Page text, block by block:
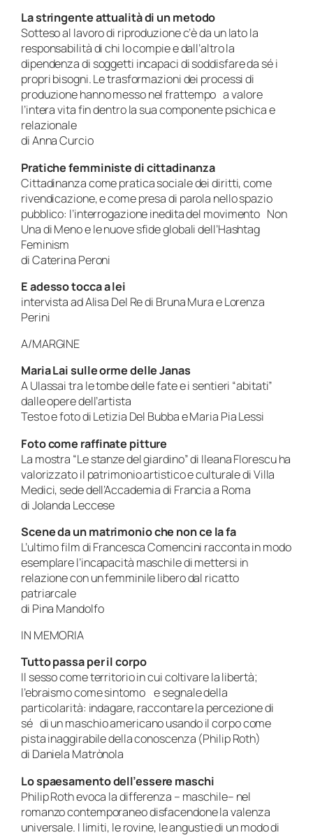
La stringente attualità di un metodo
Sotteso al lavoro di riproduzione c’è da un lato la
responsabilità di chi lo compie e dall’altro la
dipendenza di soggetti incapaci di soddisfare da sé i
propri bisogni. Le trasformazioni dei processi di
produzione hanno messo nel frattempo a valore
l’intera vita fin dentro la sua componente psichica e
relazionale
di Anna Curcio
Pratiche femministe di cittadinanza
Cittadinanza come pratica sociale dei diritti, come
rivendicazione, e come presa di parola nello spazio
pubblico: l’interrogazione inedita del movimento Non
Una di Meno e le nuove sfide globali dell’Hashtag
Feminism
di Caterina Peroni
E adesso tocca a lei
intervista ad Alisa Del Re di Bruna Mura e Lorenza
Perini
A/MARGINE
Maria Lai sulle orme delle Janas
A Ulassai tra le tombe delle fate e i sentieri “abitati”
dalle opere dell’artista
Testo e foto di Letizia Del Bubba e Maria Pia Lessi
Foto come raffinate pitture
La mostra “Le stanze del giardino” di Ileana Florescu ha
valorizzato il patrimonio artistico e culturale di Villa
Medici, sede dell’Accademia di Francia a Roma
di Jolanda Leccese
Scene da un matrimonio che non ce la fa
L’ultimo film di Francesca Comencini racconta in modo
esemplare l’incapacità maschile di mettersi in
relazione con un femminile libero dal ricatto
patriarcale
di Pina Mandolfo
IN MEMORIA
Tutto passa per il corpo
Il sesso come territorio in cui coltivare la libertà;
l’ebraismo come sintomo e segnale della
particolarità: indagare, raccontare la percezione di
sé di un maschio americano usando il corpo come
pista inaggirabile della conoscenza (Philip Roth)
di Daniela Matrònola
Lo spaesamento dell’essere maschi
Philip Roth evoca la differenza – maschile– nel
romanzo contemporaneo disfacendone la valenza
universale. I limiti, le rovine, le angustie di un modo di